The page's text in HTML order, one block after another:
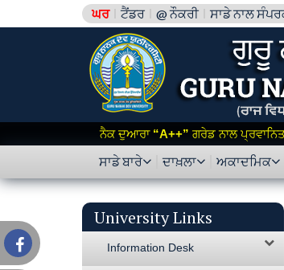
ਘਰ ਟੈਂਡਰ @ ਨੌਕਰੀ ਸਾਡੇ ਨਾਲ
ਨੈਕ ਦੁਆਰਾ “A++” ਗਰੇਡ ਨਾਲ
ਸਾਡੇ ਬਾਰੇ ਦਾਖ਼ਲਾ ਅਕਾਦਮਿਕ
University Links
Information Desk